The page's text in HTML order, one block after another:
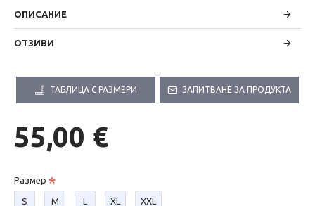
ОПИСАНИЕ
ОТЗИВИ
ТАБЛИЦА С РАЗМЕРИ ЗАПИТВАНЕ ЗА ПРОДУКТА
55,00 €
Размер
S М L XL XXL